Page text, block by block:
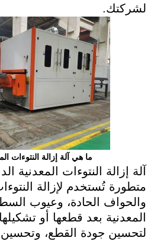
لشركتك.
ما هي آلة إزالة النتوءات
آلة إزالة النتوءات المعدنية
متطورة تُستخدم لإزالة
والحواف الحادة، وعيوب
المعدنية بعد قطعها أو
لتحسين جودة القطع، وتحسين